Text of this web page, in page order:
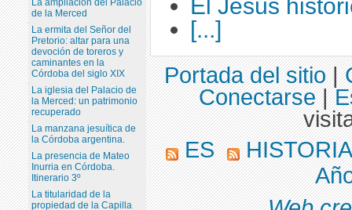
El Jesús
[...]
de la Merced
La ermita del Señor del
Pretorio: altar para una
devoción de toreros y
caminantes en la
Córdoba del siglo XIX
La iglesia del Palacio de
la Merced: un patrimonio
recuperado
La manzana jesuítica de
la Córdoba argentina.
La presencia de Mateo
Inurria en Córdoba.
Itinerario 3º
La titularidad de la
propiedad de la Capilla
Portada del sitio|
Conectarse|
ES